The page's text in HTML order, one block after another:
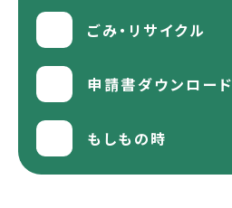
ごみ・リサイクル
申請書ダウンロード
もしもの時